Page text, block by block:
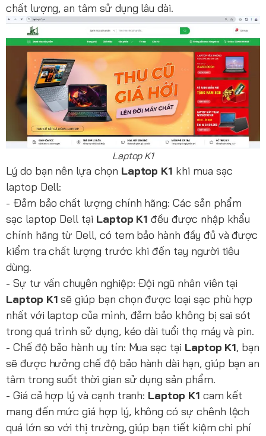
chất lượng, an tâm sử dụng lâu dài.
Laptop K1
Lý do bạn nên lựa chọn Laptop K1 khi mua sạc
laptop Dell:
- Đảm bảo chất lượng chính hãng: Các sản phẩm
sạc laptop Dell tại Laptop K1 đều được nhập khẩu
chính hãng từ Dell, có tem bảo hành đầy đủ và được
kiểm tra chất lượng trước khi đến tay người tiêu
dùng.
- Sự tư vấn chuyên nghiệp: Đội ngũ nhân viên tại
Laptop K1 sẽ giúp bạn chọn được loại sạc phù hợp
nhất với laptop của mình, đảm bảo không bị sai sót
trong quá trình sử dụng, kéo dài tuổi thọ máy và pin.
- Chế độ bảo hành uy tín: Mua sạc tại Laptop K1, bạn
sẽ được hưởng chế độ bảo hành dài hạn, giúp bạn an
tâm trong suốt thời gian sử dụng sản phẩm.
- Giá cả hợp lý và cạnh tranh: Laptop K1 cam kết
mang đến mức giá hợp lý, không có sự chênh lệch
quá lớn so với thị trường, giúp bạn tiết kiệm chi phí